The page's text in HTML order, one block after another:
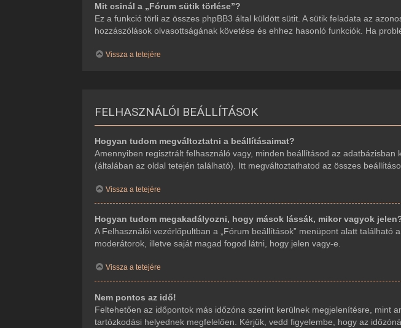
Mit csinál a „Fórum sütik törlése”?
Ez a funkció törli az összes phpBB3 által küldött sütit. A sütik feladata az
hozzászólások olvasottságának követése és ehhez hasonló funkciók. Ha
Vissza a tetejére
FELHASZNÁLÓI BEÁLLÍTÁSOK
Hogyan tudom megváltoztatni a beállításaimat?
Amennyiben regisztrált felhasználó vagy, minden beállításod az
(általában az oldal tetején található). Itt megváltoztathatod az összes
Vissza a tetejére
Hogyan tudom megakadályozni, hogy mások lássák, mikor vagyok
A Felhasználói vezérlőpultban a „Fórum beállítások” menüpont alatt található
moderátorok, illetve saját magad fogod látni, hogy jelen vagy-e.
Vissza a tetejére
Nem pontos az idő!
Feltehetően az időpontok más időzóna szerint kerülnek megjelenítésre, mint
tartózkodási helyednek megfelelően. Kérjük, vedd figyelembe, hogy az